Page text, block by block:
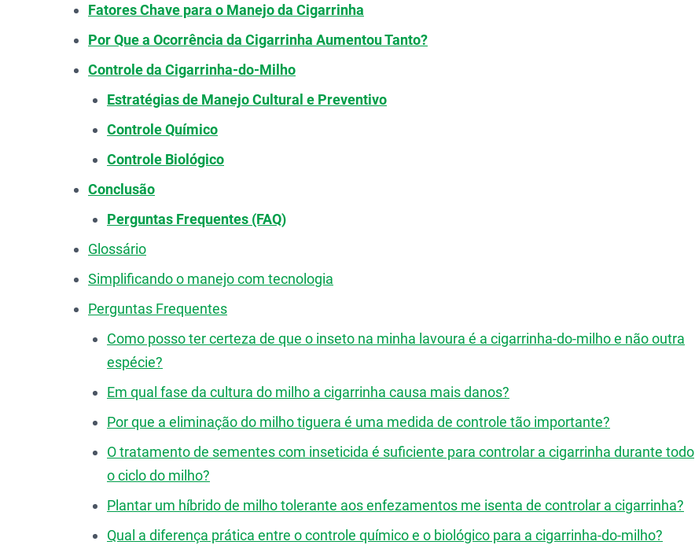
Fatores Chave para o Manejo da Cigarrinha
Por Que a Ocorrência da Cigarrinha Aumentou Tanto?
Controle da Cigarrinha-do-Milho
Estratégias de Manejo Cultural e Preventivo
Controle Químico
Controle Biológico
Conclusão
Perguntas Frequentes (FAQ)
Glossário
Simplificando o manejo com tecnologia
Perguntas Frequentes
Como posso ter certeza de que o inseto na minha lavoura é a cigarrinha-do-milho e não outra
espécie?
Em qual fase da cultura do milho a cigarrinha causa mais danos?
Por que a eliminação do milho tiguera é uma medida de controle tão importante?
O tratamento de sementes com inseticida é suficiente para controlar a cigarrinha durante todo
o ciclo do milho?
Plantar um híbrido de milho tolerante aos enfezamentos me isenta de controlar a cigarrinha?
Qual a diferença prática entre o controle químico e o biológico para a cigarrinha-do-milho?